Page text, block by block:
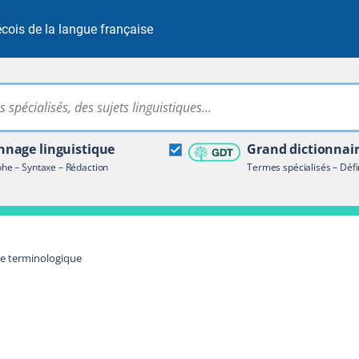
de la langue française
Rechercher dans tout le site
linguistique
– Syntaxe – Rédaction
Grand
Termes spécialisés –
terminologique
terminologique